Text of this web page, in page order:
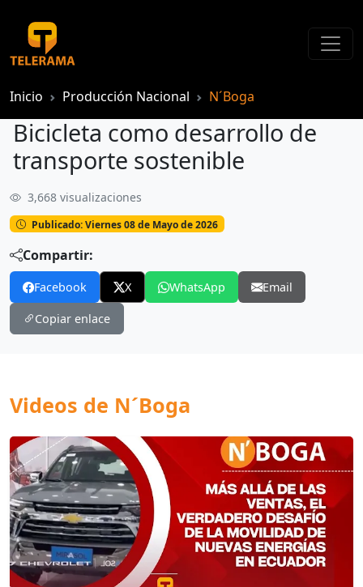
Inicio Producción Nacional N´Boga
Bicicleta como desarrollo de
transporte sostenible
3,668 visualizaciones
Publicado: Viernes 08 de Mayo de 2026
Compartir:
Facebook X WhatsApp Email
Copiar enlace
Videos de N´Boga